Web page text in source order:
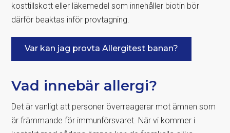
kosttillskott eller läkemedel som innehåller biotin bör
därför beaktas inför provtagning.
Var kan jag provta Allergitest banan?
Vad innebär allergi?
Det är vanligt att personer överreagerar mot ämnen som
är främmande för immunförsvaret. När vi kommer i